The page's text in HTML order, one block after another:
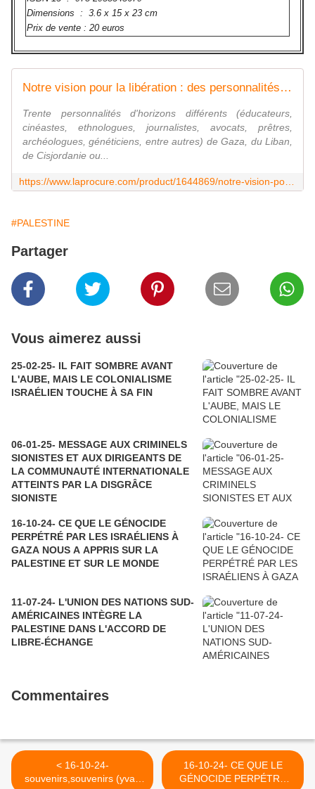
Dimensions ‏ : ‎ 3.6 x 15 x 23 cm
Prix de vente : 20 euros
Notre vision pour la libération : des personnalités palestiniennes s'expriment
Trente personnalités d'horizons différents (éducateurs,
cinéastes, ethnologues, journalistes, avocats, prêtres,
archéologues, généticiens, entre autres) de Gaza, du Liban,
de Cisjordanie ou...
#PALESTINE
Partager
Vous aimerez aussi
25-02-25- IL FAIT SOMBRE AVANT
L'AUBE, MAIS LE COLONIALISME
ISRAÉLIEN TOUCHE À SA FIN
06-01-25- MESSAGE AUX CRIMINELS
SIONISTES ET AUX DIRIGEANTS DE
LA COMMUNAUTÉ INTERNATIONALE
ATTEINTS PAR LA DISGRÂCE
SIONISTE
16-10-24- CE QUE LE GÉNOCIDE
PERPÉTRÉ PAR LES ISRAÉLIENS À
GAZA NOUS A APPRIS SUR LA
PALESTINE ET SUR LE MONDE
11-07-24- L'UNION DES NATIONS SUD-
AMÉRICAINES INTÈGRE LA
PALESTINE DANS L'ACCORD DE
LIBRE-ÉCHANGE
Commentaires
< 16-10-24-
souvenirs,souvenirs (yvan
16-10-24- CE QUE LE
GÉNOCIDE PERPÉTRÉ